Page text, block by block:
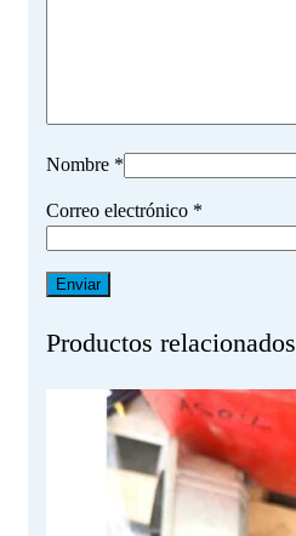
Nombre *
Correo electrónico *
Productos relacionados